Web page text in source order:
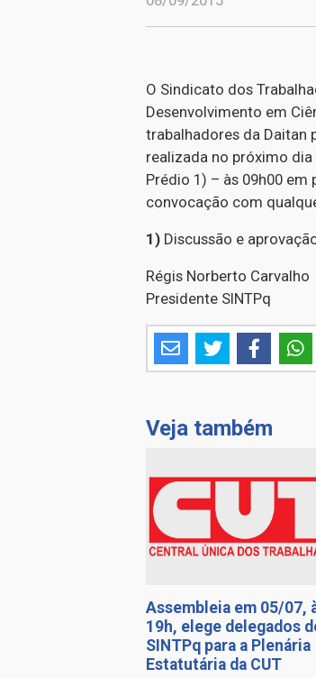
O Sindicato dos
Desenvolvimento em
trabalhadores da Daitan
realizada no próximo dia
Prédio 1) – às 09h00
convocação com
1) Discussão e
Régis Norberto Carvalho
Presidente SINTPq
Veja também
Assembleia em 05/07,
19h, elege delegados
SINTPq para a Plenária
Estatutária da CUT